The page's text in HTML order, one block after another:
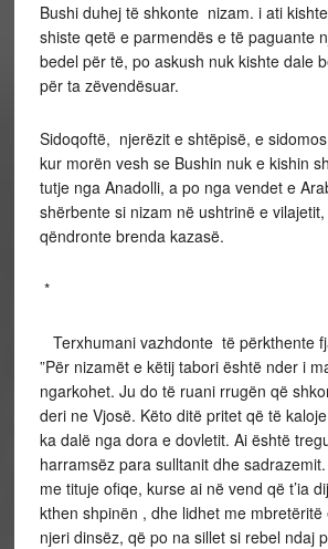
Bushi duhej të shkonte nizam. i ati
shiste qetë e parmendës e të paguante
bedel për të, po askush nuk kishte dale
për ta zëvendësuar.
Sidoqoftë, njerëzit e shtëpisë, e
kur morën vesh se Bushin nuk e kishin
tutje nga Anadolli, a po nga vendet e
shërbente si nizam në ushtrinë e
qëndronte brenda kazasë.
*
Terxhumani vazhdonte të përkthente
”Për nizamët e këtij tabori është nder i
ngarkohet. Ju do të ruani rrugën që
deri ne Vjosë. Këto ditë pritet që të
ka dalë nga dora e dovletit. Ai është
harramsëz para sulltanit dhe
me tituje ofiqe, kurse ai në vend që t’ia
kthen shpinën , dhe lidhet me mbretëritë
njeri dinsëz, që po na sillet si rebel ndaj